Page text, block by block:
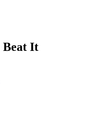
Beat It